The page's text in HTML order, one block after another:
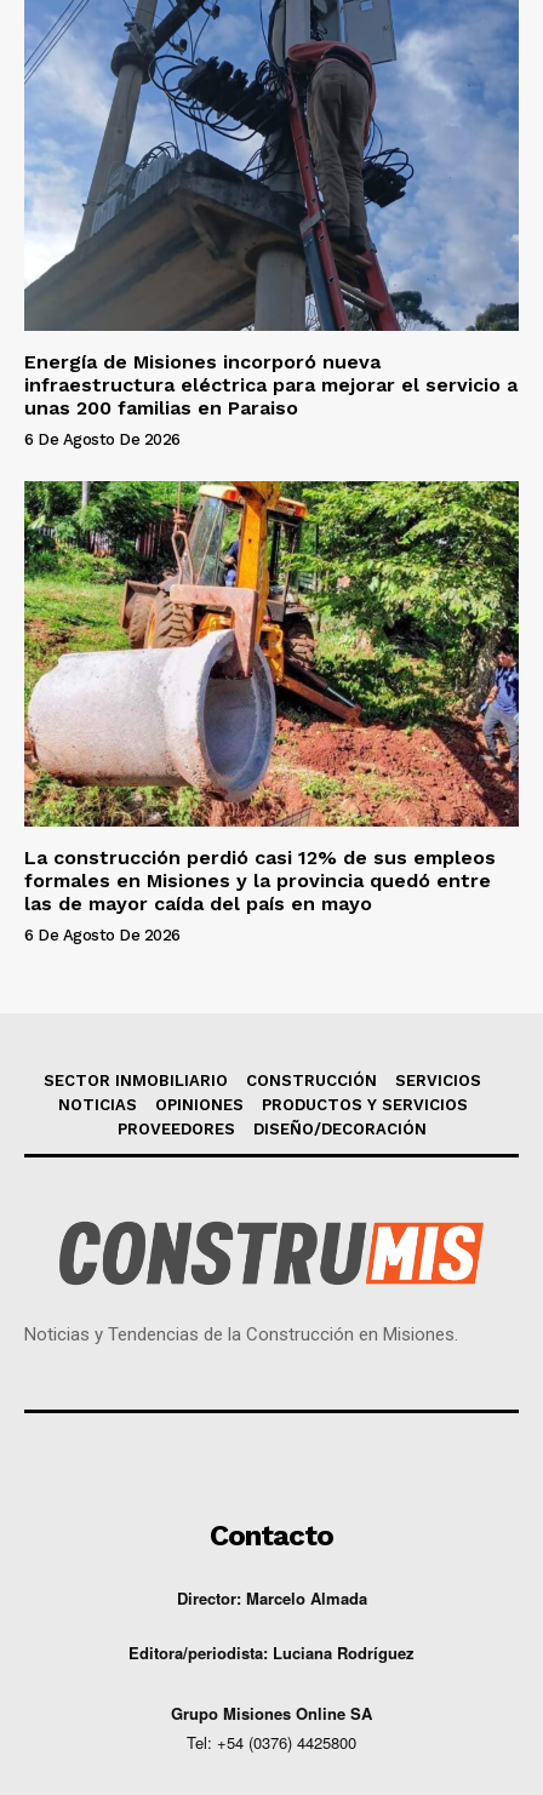
Energía de Misiones incorporó nueva
infraestructura eléctrica para mejorar el servicio a
unas 200 familias en Paraiso
6 De Agosto De 2026
La construcción perdió casi 12% de sus empleos
formales en Misiones y la provincia quedó entre
las de mayor caída del país en mayo
6 De Agosto De 2026
SECTOR INMOBILIARIO CONSTRUCCIÓN
SERVICIOS
NOTICIAS
OPINIONES
PRODUCTOS Y SERVICIOS
PROVEEDORES
DISEÑO/DECORACIÓN
Noticias y Tendencias de la Construcción en Misiones.
Contacto
Director: Marcelo Almada
Editora/periodista: Luciana Rodríguez
Grupo Misiones Online SA
Tel: +54 (0376) 4425800